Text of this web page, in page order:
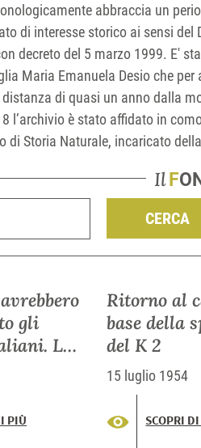
abbraccia un
di interesse storico ai sensi
decreto del 5 marzo 1999. E'
Maria Emanuela Desio che
di quasi un anno dalla
l’archivio è stato affidato in
di Storia Naturale, incaricato
Il
CERCA
gli
La
PIÙ
Ritorno al
base della
del K 2
15 luglio 1954
SCOPRI